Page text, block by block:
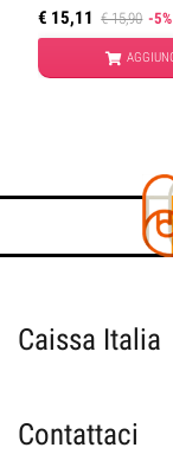
€ 15,11 € 15,90 -5%
Caissa Italia
Contattaci